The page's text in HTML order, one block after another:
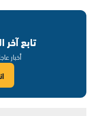
تابع
أخبار